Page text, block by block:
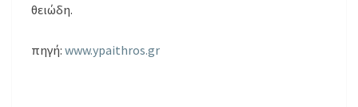
θειώδη.
πηγή: www.ypaithros.gr